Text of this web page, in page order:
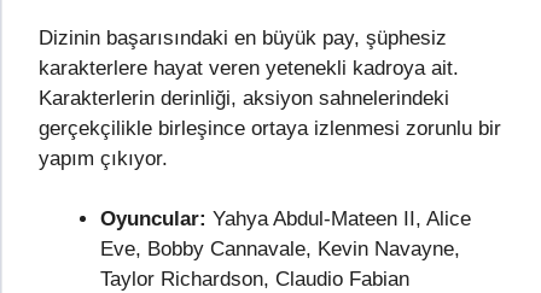
Dizinin başarısındaki en büyük pay, şüphesiz
karakterlere hayat veren yetenekli kadroya ait.
Karakterlerin derinliği, aksiyon sahnelerindeki
gerçekçilikle birleşince ortaya izlenmesi zorunlu bir
yapım çıkıyor.
Oyuncular: Yahya Abdul-Mateen II, Alice
Eve, Bobby Cannavale, Kevin Navayne,
Taylor Richardson, Claudio Fabian